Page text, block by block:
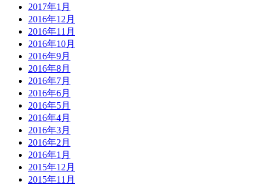
2017年1月
2016年12月
2016年11月
2016年10月
2016年9月
2016年8月
2016年7月
2016年6月
2016年5月
2016年4月
2016年3月
2016年2月
2016年1月
2015年12月
2015年11月